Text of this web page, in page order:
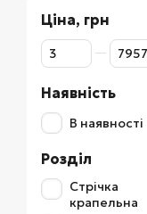
Ціна, грн
Від Ціна, грн
До Ціна, грн
Наявність
В наявності
Розділ
Стрічка
крапельна